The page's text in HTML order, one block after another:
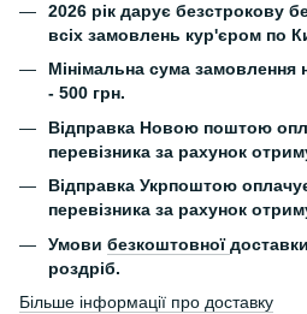
2026 рік дарує безстрокову
всіх замовлень кур'єром по
Мінімальна сума замовлення
- 500 грн.
Відправка Новою поштою
перевізника за рахунок
Відправка Укрпоштою
перевізника за рахунок
Умови безкоштовної
роздріб.
Більше інформації про доставку